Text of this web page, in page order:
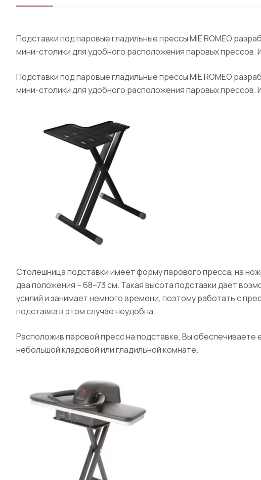
Подставки под паровые гладильные прессы MIE ROMEO
мини-столики для удобного расположения паровых прессов.
Подставки под паровые гладильные прессы MIE ROMEO
мини-столики для удобного расположения паровых прессов.
Столешница подставки имеет форму парового пресса, на
два положения – 68–73 см. Такая высота подставки дает
усилий и занимает немного времени, поэтому работать с
подставка в этом случае неудобна.
Расположив паровой пресс на подставке, Вы
небольшой кладовой или гладильной комнате.